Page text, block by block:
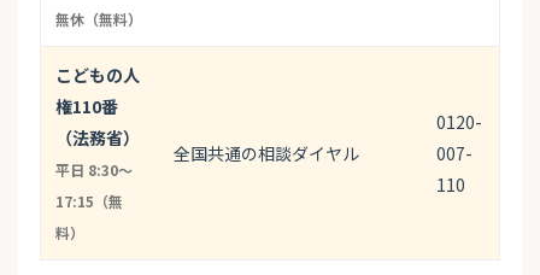
無休（無料）
こどもの人
権110番
（法務省）
平日 8:30〜
17:15（無
料）
全国共通の相談ダイヤル
0120-
007-
110